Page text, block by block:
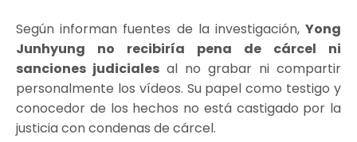
Según informan fuentes de la investigación, Yong
Junhyung no recibiría pena de cárcel ni
sanciones judiciales al no grabar ni compartir
personalmente los vídeos. Su papel como testigo y
conocedor de los hechos no está castigado por la
justicia con condenas de cárcel.